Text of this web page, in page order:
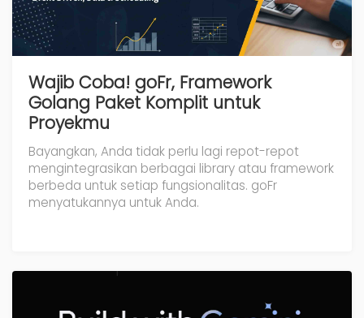
Wajib Coba! goFr, Framework
Golang Paket Komplit untuk
Proyekmu
Bayangkan, Anda tidak perlu lagi repot-repot
mengintegrasikan berbagai library atau framework
berbeda untuk setiap fungsionalitas. goFr
menyatukannya untuk Anda.